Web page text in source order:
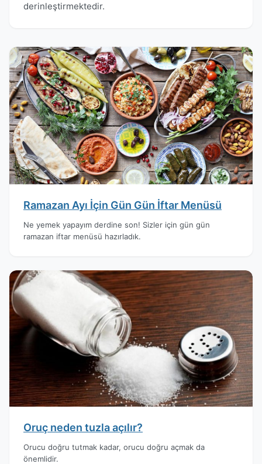
derinleştirmektedir.
Ramazan Ayı İçin Gün Gün İftar Menüsü
Ne yemek yapayım derdine son! Sizler için gün gün
ramazan iftar menüsü hazırladık.
Oruç neden tuzla açılır?
Orucu doğru tutmak kadar, orucu doğru açmak da
önemlidir.